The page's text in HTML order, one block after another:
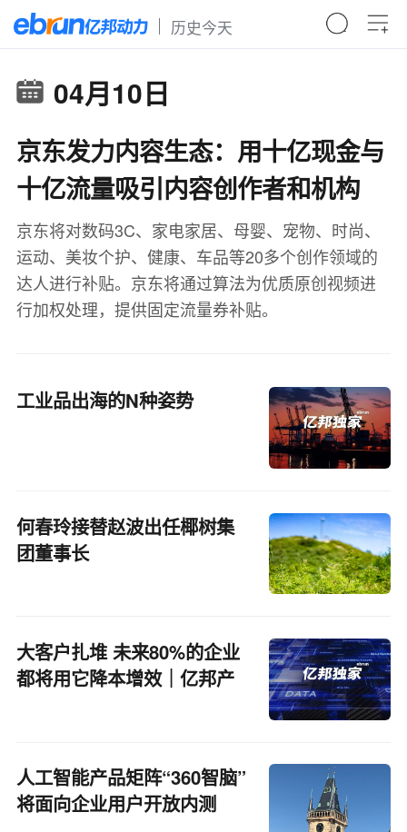
历史今天
04月10日
京东发力内容生态：用十亿现金与
十亿流量吸引内容创作者和机构
京东将对数码3C、家电家居、母婴、宠物、时尚、
运动、美妆个护、健康、车品等20多个创作领域的
达人进行补贴。京东将通过算法为优质原创视频进
行加权处理，提供固定流量券补贴。
工业品出海的N种姿势
何春玲接替赵波出任椰树集
团董事长
大客户扎堆 未来80%的企业
都将用它降本增效｜亿邦产
人工智能产品矩阵“360智脑”
将面向企业用户开放内测